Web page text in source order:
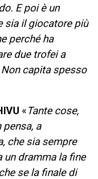
E poi è un
sia il giocatore più
perché ha
due trofei a
capita spesso
« Tante cose,
a
che sia sempre
un dramma la fine
se la finale di